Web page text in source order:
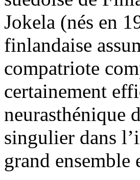
Jokela (nés en
finlandaise
compatriote
certainement
neurasthénique
singulier dans
grand ensemble